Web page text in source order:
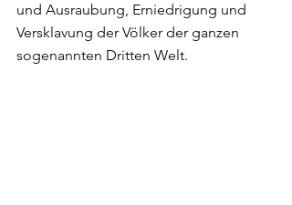
und Ausraubung, Erniedrigung und
Versklavung der Völker der ganzen
sogenannten Dritten Welt.